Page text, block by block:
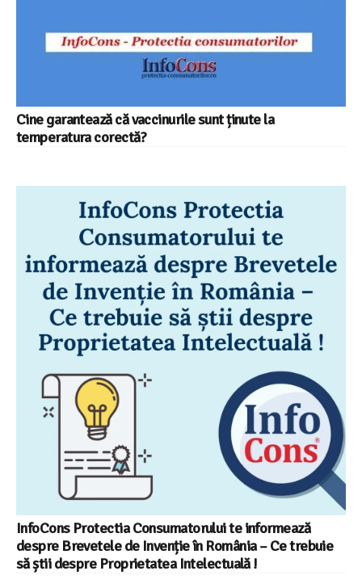
Cine garantează că vaccinurile sunt ținute la
temperatura corectă?
InfoCons Protectia Consumatorului te informează
despre Brevetele de Invenție în România – Ce trebuie
să știi despre Proprietatea Intelectuală !